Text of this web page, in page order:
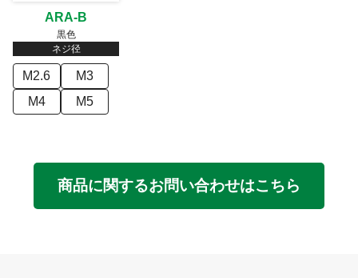
ARA-B
黒色
ネジ径
M2.6
M3
M4
M5
商品に関するお問い合わせはこちら